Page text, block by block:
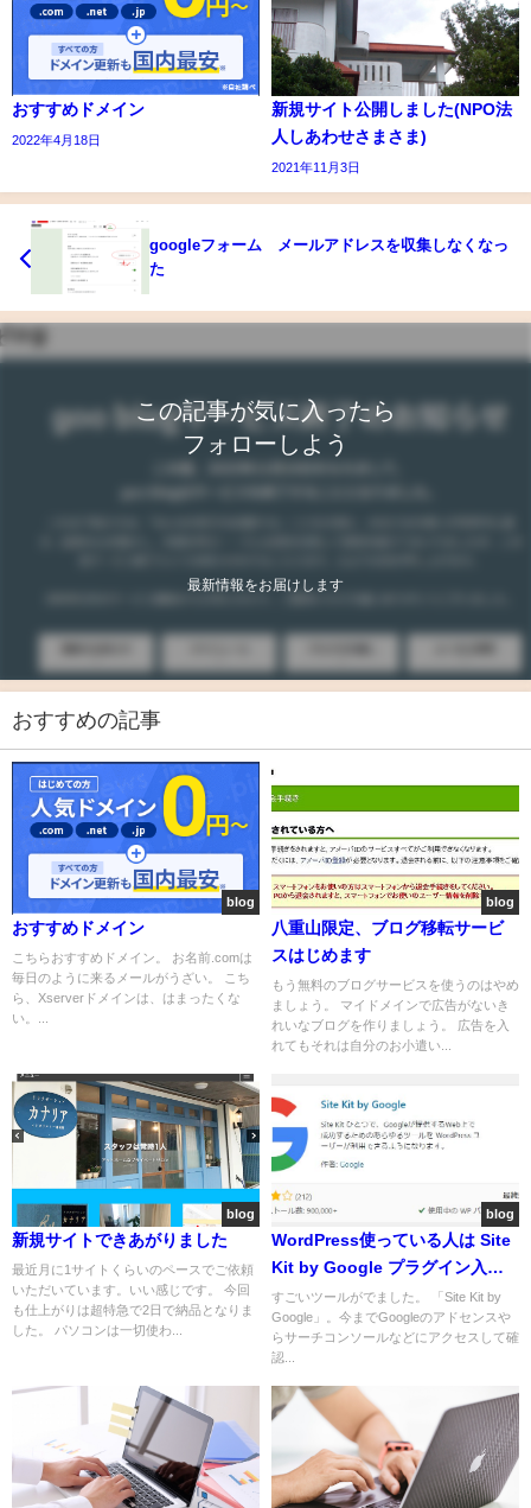
おすすめドメイン
2022年4月18日
新規サイト公開しました(NPO法
人しあわせさまさま)
2021年11月3日
googleフォーム メールアドレスを収集しなくなっ
た
この記事が気に入ったら
フォローしよう
最新情報をお届けします
おすすめの記事
blog
おすすめドメイン
こちらおすすめドメイン。 お名前.comは
毎日のように来るメールがうざい。 こち
ら、Xserverドメインは、はまったくな
い。...
blog
八重山限定、ブログ移転サービ
スはじめます
もう無料のブログサービスを使うのはやめ
ましょう。 マイドメインで広告がないき
れいなブログを作りましょう。 広告を入
れてもそれは自分のお小遣い...
blog
新規サイトできあがりました
最近月に1サイトくらいのペースでご依頼
いただいています。いい感じです。 今回
も仕上がりは超特急で2日で納品となりま
した。 パソコンは一切使わ...
blog
WordPress使っている人は Site
Kit by Google プラグイン入れ
よう
すごいツールがでました。 「Site Kit by
Google」。今までGoogleのアドセンスや
らサーチコンソールなどにアクセスして確
認...